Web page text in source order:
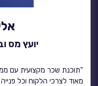
"תוכנת שכר מקצועית עם
מאוד לצרכי הלקוח וכל
יועץ מס